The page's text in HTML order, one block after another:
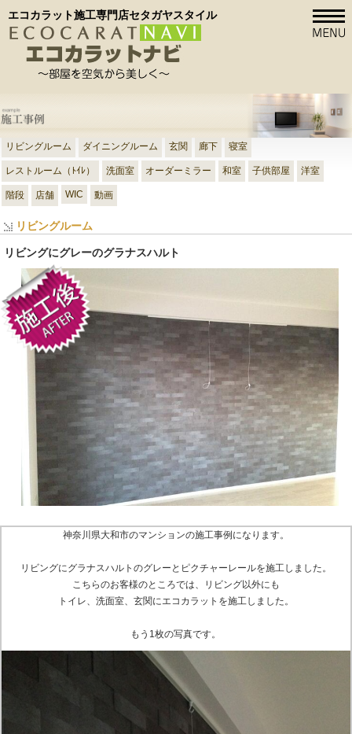
エコカラット施工専門店セタガヤスタイル
リビングルーム ダイニングルーム 玄関 廊下 寝室
レストルーム（ﾄｲﾚ） 洗面室 オーダーミラー 和室 子供部屋 洋室
階段 店舗 WIC 動画
リビングルーム
リビングにグレーのグラナスハルト
神奈川県大和市のマンションの施工事例になります。
リビングにグラナスハルトのグレーとピクチャーレールを施工しました。
こちらのお客様のところでは、リビング以外にも
トイレ、洗面室、玄関にエコカラットを施工しました。
もう1枚の写真です。